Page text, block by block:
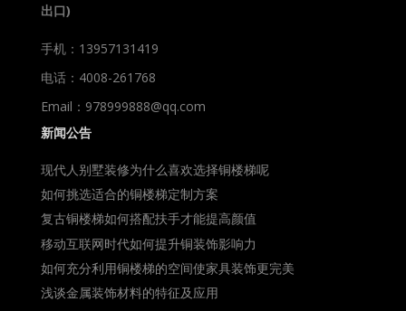
出口)
手机：13957131419
电话：4008-261768
Email：978999888@qq.com
新闻公告
现代人别墅装修为什么喜欢选择铜楼梯呢
如何挑选适合的铜楼梯定制方案
复古铜楼梯如何搭配扶手才能提高颜值
移动互联网时代如何提升铜装饰影响力
如何充分利用铜楼梯的空间使家具装饰更完美
浅谈金属装饰材料的特征及应用